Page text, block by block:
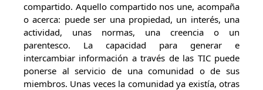
compartido. Aquello compartido nos une, acompaña
o acerca: puede ser una propiedad, un interés, una
actividad, unas normas, una creencia o un
parentesco. La capacidad para generar e
intercambiar información a través de las TIC puede
ponerse al servicio de una comunidad o de sus
miembros. Unas veces la comunidad ya existía, otras